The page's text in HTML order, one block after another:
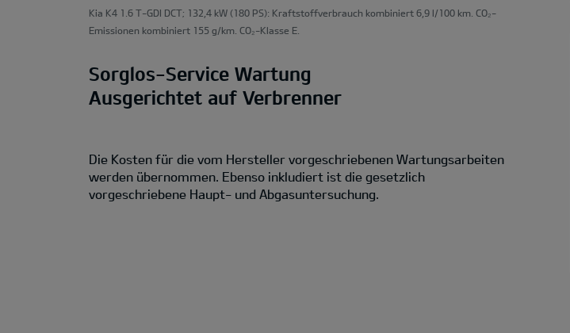
Kia K4 1.6 T-GDI DCT; 132,4 kW (180 PS): Kraftstoffverbrauch kombiniert 6,9 l/100 km. CO₂-
Emissionen kombiniert 155 g/km. CO₂-Klasse E.
Sorglos-Service Wartung
Ausgerichtet auf Verbrenner
Die Kosten für die vom Hersteller vorgeschriebenen Wartungsarbeiten
werden übernommen. Ebenso inkludiert ist die gesetzlich
vorgeschriebene Haupt- und Abgasuntersuchung.